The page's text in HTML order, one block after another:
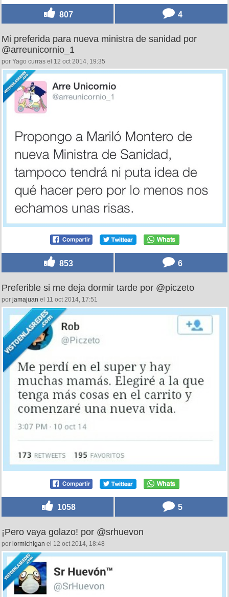
807 4
Mi preferida para nueva ministra de sanidad por
@arreunicornio_1
por Yago curras el 12 oct 2014, 19:35
853 6
Preferible si me deja dormir tarde por @piczeto
por jamajuan el 11 oct 2014, 17:51
1058 5
¡Pero vaya golazo! por @srhuevon
por lormichigan el 12 oct 2014, 18:48